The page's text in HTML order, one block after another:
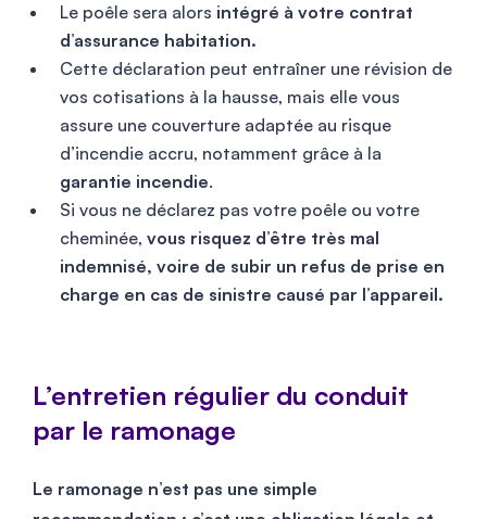
Le poêle sera alors intégré à votre contrat
d’assurance habitation.
Cette déclaration peut entraîner une révision de
vos cotisations à la hausse, mais elle vous
assure une couverture adaptée au risque
d’incendie accru, notamment grâce à la
garantie incendie.
Si vous ne déclarez pas votre poêle ou votre
cheminée, vous risquez d’être très mal
indemnisé, voire de subir un refus de prise en
charge en cas de sinistre causé par l’appareil.
L’entretien régulier du conduit
par le ramonage
Le ramonage n’est pas une simple